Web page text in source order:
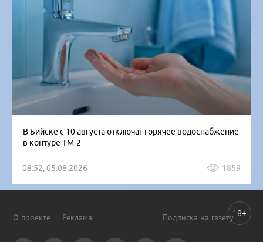
В Бийске с 10 августа отключат горячее водоснабжение
в контуре ТМ-2
08:52, 05.08.2026 1859
О проекте Реклама Подписка на газету18+